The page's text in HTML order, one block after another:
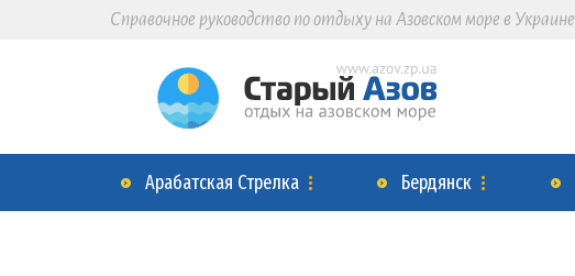
Справочное руководство по отдыху на Азовском море в Украине
Арабатская Стрелка Бердянск